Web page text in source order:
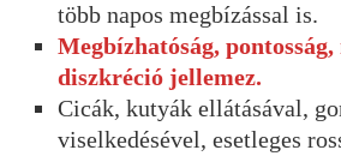
több napos megbízással is.
Megbízhatóság,
diszkréció jellemez.
Cicák, kutyák ellátásával,
viselkedésével, esetleges